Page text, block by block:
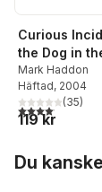
Curious
the Dog in
Night-time
Mark Haddon
Häftad, 2004
4,1utav 5(35)
119 kr
Du